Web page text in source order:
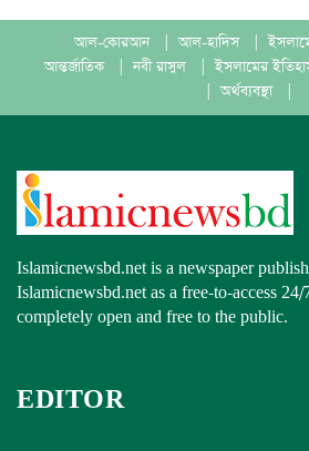
আল-কোরআন আল-হাদিস
আন্তর্জাতিক
নবী রাসুল ইসলামের
অর্থব্যবস্থা
Islamicnewsbd.net is a newspaper
Islamicnewsbd.net as a free-to-access
completely open and free to the public.
EDITOR